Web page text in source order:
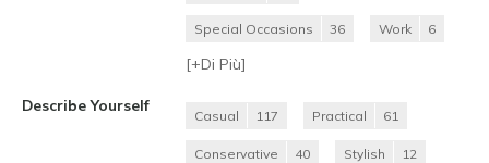
Special Occasions 36 Work 6
[+Di Più]
Describe Yourself
Casual 117 Practical 61
Conservative 40 Stylish 12